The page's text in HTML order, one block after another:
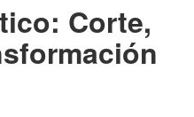
Corte,